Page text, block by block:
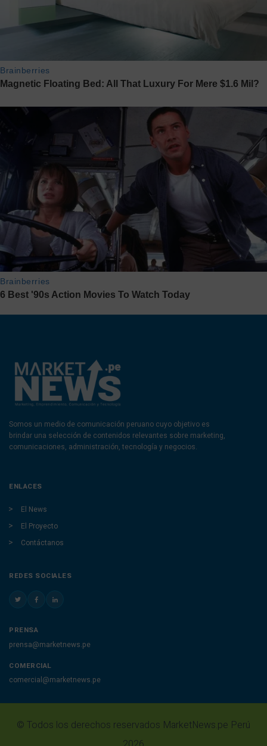
Somos un medio de comunicación peruano cuyo objetivo es
brindar una selección de contenidos relevantes sobre marketing,
comunicaciones, administración, tecnología y negocios.
ENLACES
El News
El Proyecto
Contáctanos
REDES SOCIALES
PRENSA
prensa@marketnews.pe
COMERCIAL
comercial@marketnews.pe
© Todos los derechos reservados MarketNews.pe Perú